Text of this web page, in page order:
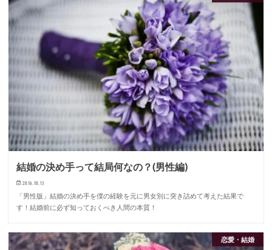
結婚の決め手って結局何なの？(男性編)
2016.10.15
「男性版」結婚の決め手を僕の経験を元に男女別に突き詰めて考えた結果で
す！結婚前に必ず知っておくべき人間の本質！
恋愛・結婚